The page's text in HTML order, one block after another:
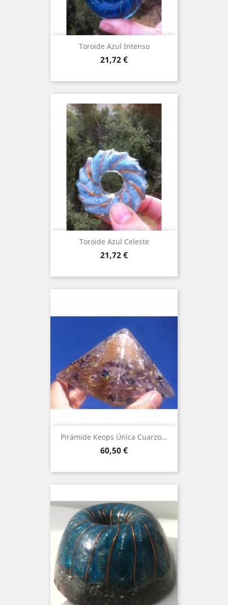
Toroide Azul Intenso
Price
21,72 €
Toroide Azul Celeste
Price
21,72 €
Pirámide Keops Única Cuarzo...
Price
60,50 €